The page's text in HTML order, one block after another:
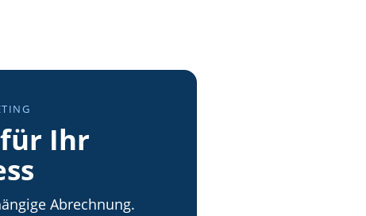
Ihr
Abrechnung.